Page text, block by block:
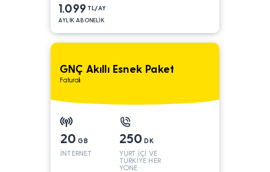
1.099 TL/AY
AYLIK ABONELİK
GNÇ Akıllı Esnek Paket
Faturalı
20 GB
İNTERNET
250 DK
YURT İÇİ VE
TÜRKİYE HER
YÖNE